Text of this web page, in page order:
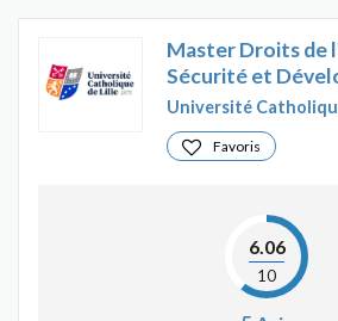
Master Droits de
Sécurité et
Université
Favoris
6.06
10